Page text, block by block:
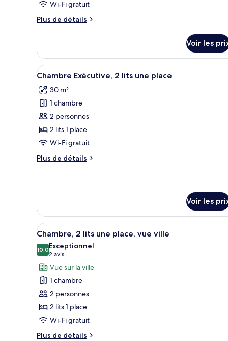
Wi-Fi gratuit
Plus de détails
Plus
le
type
de
Chambre
Voir les
Afficher
toutes
les
photos
pour
ce
type
chambre :
lits
une
place
Une chambre d’hôtel avec
5
Chambre Exécutive, 2 lits une place
30 m²
1 chambre
2 personnes
2 lits 1 place
Wi-Fi gratuit
Plus de détails
Plus
de
chambre
Chambre
2
lits
une
place
Voir les
Afficher
toutes
les
photos
pour
ce
type
de
chambre :
Chambre,
Une chambre d’hôtel avec
2
Chambre, 2 lits une place, vue ville
10,010,0 sur 10
Exceptionnel
2 avis
(2 avis)
Vue sur la ville
1 chambre
2 personnes
2 lits 1 place
Wi-Fi gratuit
Plus de détails
Plus